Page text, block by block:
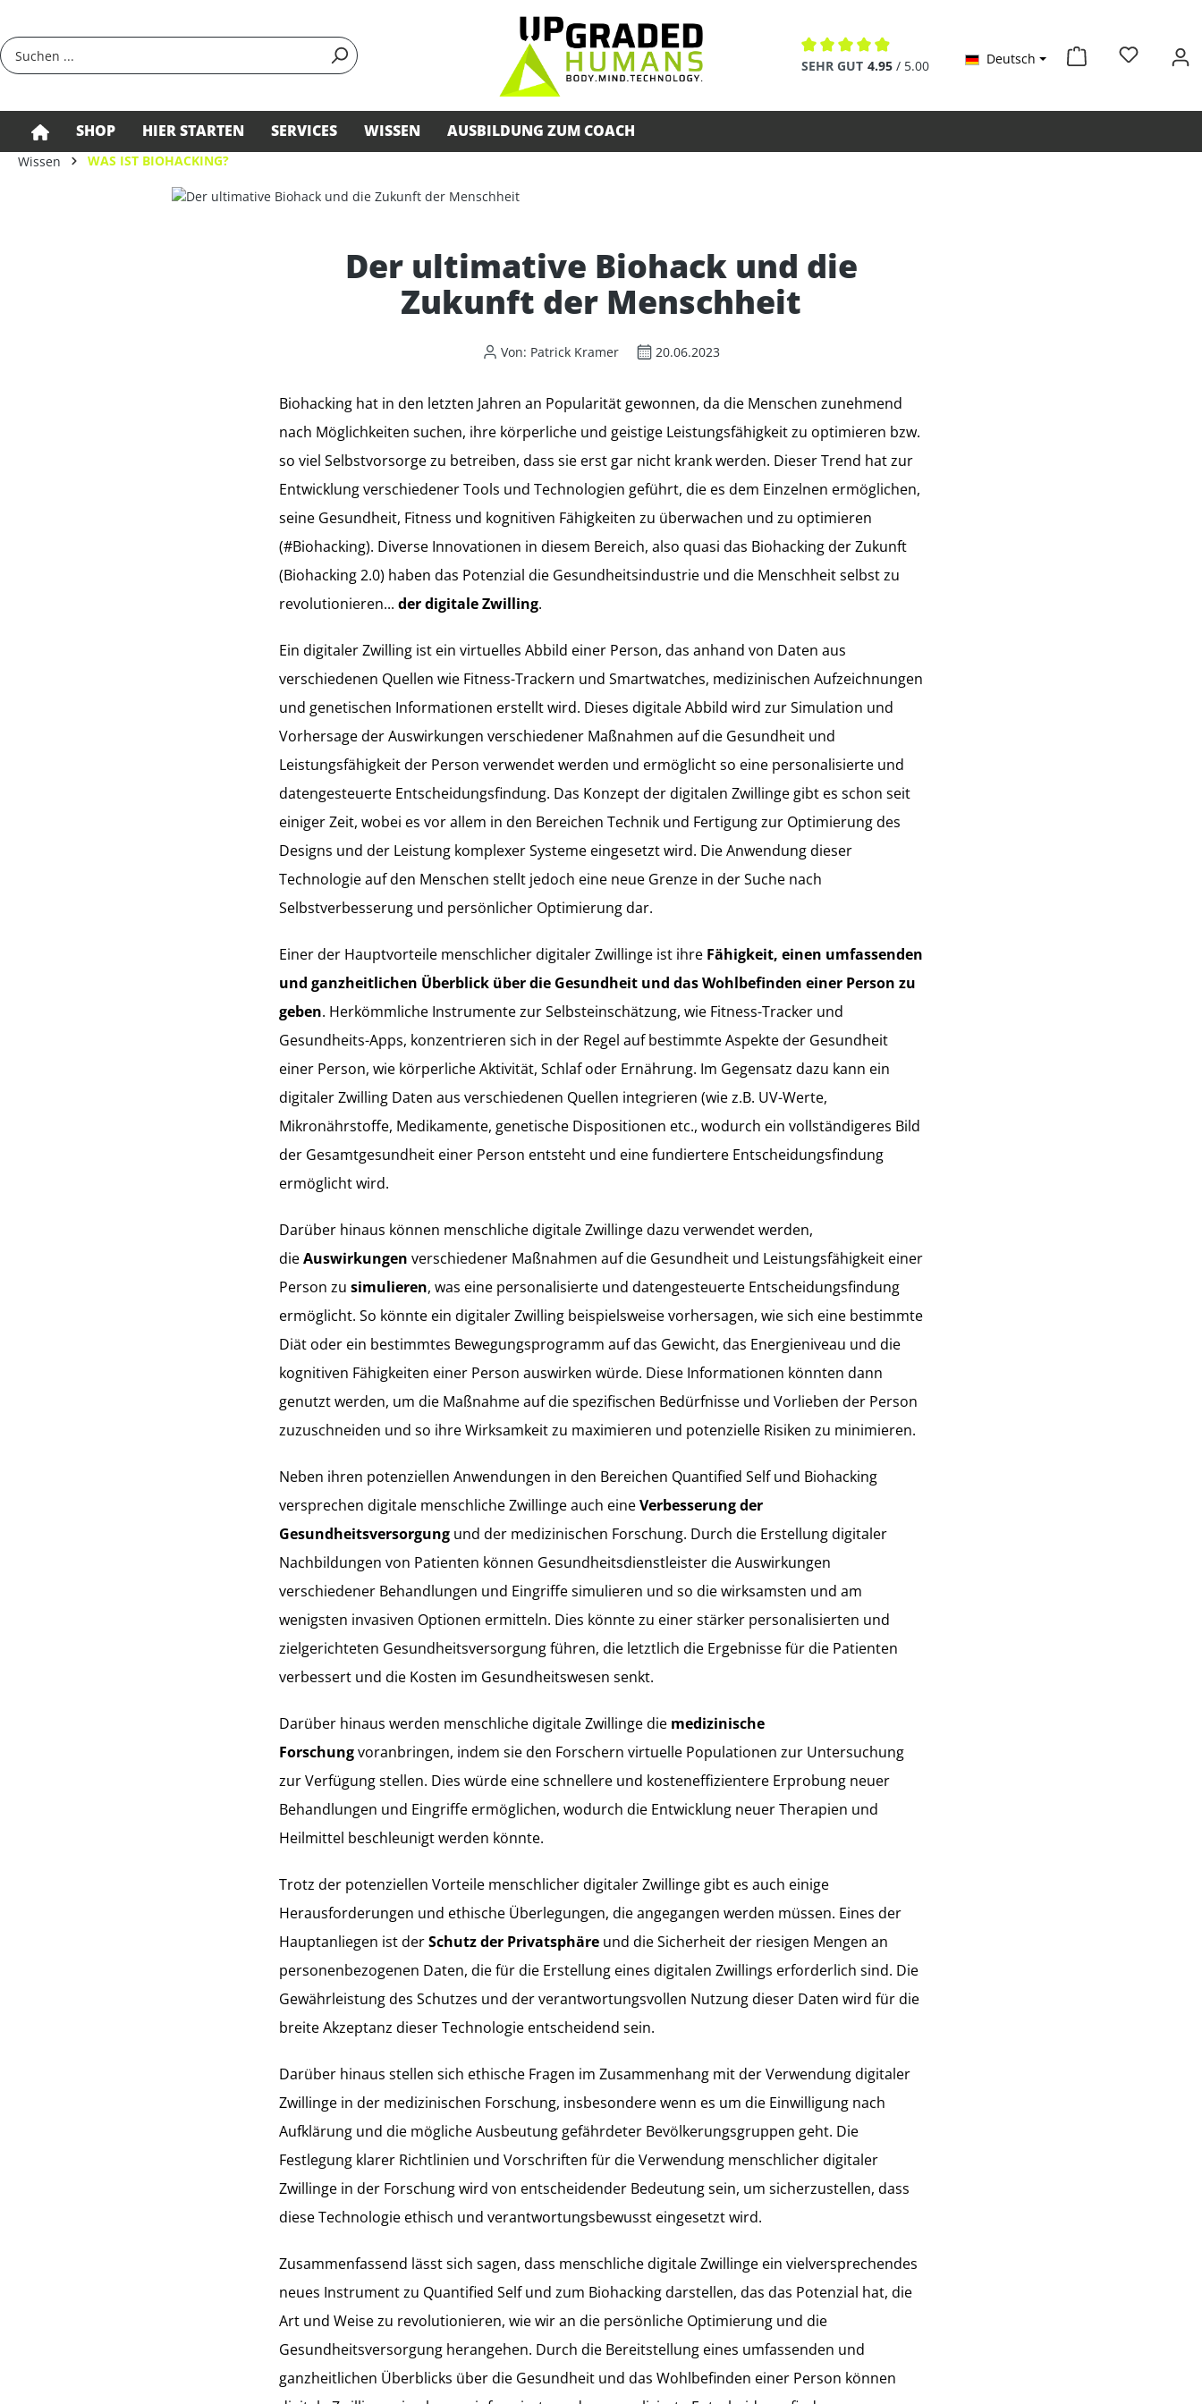
Durchschnittliche Bewertung von 4.9 von 5 Sternen
SEHR GUT 4.95 / 5.00 Deutsch
SHOP HIER STARTEN SERVICES WISSEN AUSBILDUNG ZUM COACH
Wissen WAS IST BIOHACKING?
Der ultimative Biohack und die
Zukunft der Menschheit
Von: Patrick Kramer 20.06.2023
Biohacking hat in den letzten Jahren an Popularität gewonnen, da die Menschen zunehmend
nach Möglichkeiten suchen, ihre körperliche und geistige Leistungsfähigkeit zu optimieren bzw.
so viel Selbstvorsorge zu betreiben, dass sie erst gar nicht krank werden. Dieser Trend hat zur
Entwicklung verschiedener Tools und Technologien geführt, die es dem Einzelnen ermöglichen,
seine Gesundheit, Fitness und kognitiven Fähigkeiten zu überwachen und zu optimieren
(#Biohacking). Diverse Innovationen in diesem Bereich, also quasi das Biohacking der Zukunft
(Biohacking 2.0) haben das Potenzial die Gesundheitsindustrie und die Menschheit selbst zu
revolutionieren... der digitale Zwilling.
Ein digitaler Zwilling ist ein virtuelles Abbild einer Person, das anhand von Daten aus
verschiedenen Quellen wie Fitness-Trackern und Smartwatches, medizinischen Aufzeichnungen
und genetischen Informationen erstellt wird. Dieses digitale Abbild wird zur Simulation und
Vorhersage der Auswirkungen verschiedener Maßnahmen auf die Gesundheit und
Leistungsfähigkeit der Person verwendet werden und ermöglicht so eine personalisierte und
datengesteuerte Entscheidungsfindung. Das Konzept der digitalen Zwillinge gibt es schon seit
einiger Zeit, wobei es vor allem in den Bereichen Technik und Fertigung zur Optimierung des
Designs und der Leistung komplexer Systeme eingesetzt wird. Die Anwendung dieser
Technologie auf den Menschen stellt jedoch eine neue Grenze in der Suche nach
Selbstverbesserung und persönlicher Optimierung dar.
Einer der Hauptvorteile menschlicher digitaler Zwillinge ist ihre Fähigkeit, einen umfassenden
und ganzheitlichen Überblick über die Gesundheit und das Wohlbefinden einer Person zu
geben. Herkömmliche Instrumente zur Selbsteinschätzung, wie Fitness-Tracker und
Gesundheits-Apps, konzentrieren sich in der Regel auf bestimmte Aspekte der Gesundheit
einer Person, wie körperliche Aktivität, Schlaf oder Ernährung. Im Gegensatz dazu kann ein
digitaler Zwilling Daten aus verschiedenen Quellen integrieren (wie z.B. UV-Werte,
Mikronährstoffe, Medikamente, genetische Dispositionen etc., wodurch ein vollständigeres Bild
der Gesamtgesundheit einer Person entsteht und eine fundiertere Entscheidungsfindung
ermöglicht wird.
Darüber hinaus können menschliche digitale Zwillinge dazu verwendet werden,
dieAuswirkungen verschiedener Maßnahmen auf die Gesundheit und Leistungsfähigkeit einer
Person zu simulieren, was eine personalisierte und datengesteuerte Entscheidungsfindung
ermöglicht. So könnte ein digitaler Zwilling beispielsweise vorhersagen, wie sich eine bestimmte
Diät oder ein bestimmtes Bewegungsprogramm auf das Gewicht, das Energieniveau und die
kognitiven Fähigkeiten einer Person auswirken würde. Diese Informationen könnten dann
genutzt werden, um die Maßnahme auf die spezifischen Bedürfnisse und Vorlieben der Person
zuzuschneiden und so ihre Wirksamkeit zu maximieren und potenzielle Risiken zu minimieren.
Neben ihren potenziellen Anwendungen in den Bereichen Quantified Self und Biohacking
versprechen digitale menschliche Zwillinge auch eineVerbesserung der
Gesundheitsversorgung und der medizinischen Forschung. Durch die Erstellung digitaler
Nachbildungen von Patienten können Gesundheitsdienstleister die Auswirkungen
verschiedener Behandlungen und Eingriffe simulieren und so die wirksamsten und am
wenigsten invasiven Optionen ermitteln. Dies könnte zu einer stärker personalisierten und
zielgerichteten Gesundheitsversorgung führen, die letztlich die Ergebnisse für die Patienten
verbessert und die Kosten im Gesundheitswesen senkt.
Darüber hinaus werden menschliche digitale Zwillinge die medizinische
Forschungvoranbringen, indem sie den Forschern virtuelle Populationen zur Untersuchung
zur Verfügung stellen. Dies würde eine schnellere und kosteneffizientere Erprobung neuer
Behandlungen und Eingriffe ermöglichen, wodurch die Entwicklung neuer Therapien und
Heilmittel beschleunigt werden könnte.
Trotz der potenziellen Vorteile menschlicher digitaler Zwillinge gibt es auch einige
Herausforderungen und ethische Überlegungen, die angegangen werden müssen. Eines der
Hauptanliegen ist derSchutz der Privatsphäre und die Sicherheit der riesigen Mengen an
personenbezogenen Daten, die für die Erstellung eines digitalen Zwillings erforderlich sind. Die
Gewährleistung des Schutzes und der verantwortungsvollen Nutzung dieser Daten wird für die
breite Akzeptanz dieser Technologie entscheidend sein.
Darüber hinaus stellen sich ethische Fragen im Zusammenhang mit der Verwendung digitaler
Zwillinge in der medizinischen Forschung, insbesondere wenn es um die Einwilligung nach
Aufklärung und die mögliche Ausbeutung gefährdeter Bevölkerungsgruppen geht. Die
Festlegung klarer Richtlinien und Vorschriften für die Verwendung menschlicher digitaler
Zwillinge in der Forschung wird von entscheidender Bedeutung sein, um sicherzustellen, dass
diese Technologie ethisch und verantwortungsbewusst eingesetzt wird.
Zusammenfassend lässt sich sagen, dass menschliche digitale Zwillinge ein vielversprechendes
neues Instrument zu Quantified Self und zum Biohacking darstellen, das das Potenzial hat, die
Art und Weise zu revolutionieren, wie wir an die persönliche Optimierung und die
Gesundheitsversorgung herangehen. Durch die Bereitstellung eines umfassenden und
ganzheitlichen Überblicks über die Gesundheit und das Wohlbefinden einer Person können